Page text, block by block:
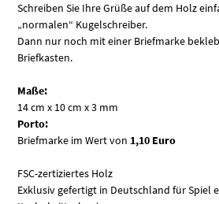
Schreiben Sie Ihre Grüße auf dem Holz
„normalen“ Kugelschreiber.
Dann nur noch mit einer Briefmarke
Briefkasten.
Maße:
14 cm x 10 cm x 3 mm
Porto:
Briefmarke im Wert von 1,10 Euro
FSC-zertiziertes Holz
Exklusiv gefertigt in Deutschland für Spiel